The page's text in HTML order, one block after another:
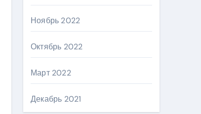
Ноябрь 2022
Октябрь 2022
Март 2022
Декабрь 2021